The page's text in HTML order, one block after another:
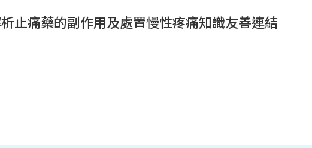
止痛藥的副作用及處置慢性疼痛知識友善連結